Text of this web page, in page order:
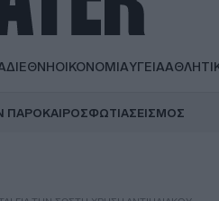
ΔΙΕΘΝΗΟΙΚΟΝΟΜΙΑΥΓΕΙΑ
ΠΑΡΟΚΑΙΡΟΣΦΩΤΙΑΣΕΙΣΜΟΣ